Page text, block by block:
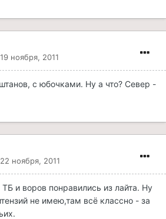
19 ноября, 2011
с юбочками. Ну а что? Север -
22 ноября, 2011
и воров понравились из лайта. Ну
не имею,там всё классно - за